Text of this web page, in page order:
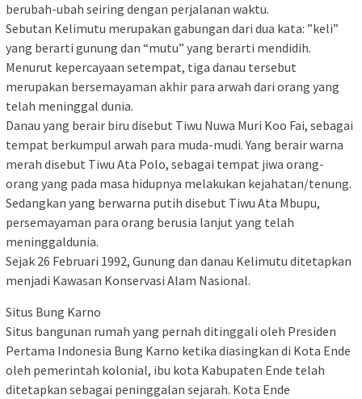
berubah-ubah seiring dengan perjalanan waktu.
Sebutan Kelimutu merupakan gabungan dari dua kata: ”keli”
yang berarti gunung dan “mutu” yang berarti mendidih.
Menurut kepercayaan setempat, tiga danau tersebut
merupakan bersemayaman akhir para arwah dari orang yang
telah meninggal dunia.
Danau yang berair biru disebut Tiwu Nuwa Muri Koo Fai, sebagai
tempat berkumpul arwah para muda-mudi. Yang berair warna
merah disebut Tiwu Ata Polo, sebagai tempat jiwa orang-
orang yang pada masa hidupnya melakukan kejahatan/tenung.
Sedangkan yang berwarna putih disebut Tiwu Ata Mbupu,
persemayaman para orang berusia lanjut yang telah
meninggaldunia.
Sejak 26 Februari 1992, Gunung dan danau Kelimutu ditetapkan
menjadi Kawasan Konservasi Alam Nasional.
Situs Bung Karno
Situs bangunan rumah yang pernah ditinggali oleh Presiden
Pertama Indonesia Bung Karno ketika diasingkan di Kota Ende
oleh pemerintah kolonial, ibu kota Kabupaten Ende telah
ditetapkan sebagai peninggalan sejarah. Kota Ende